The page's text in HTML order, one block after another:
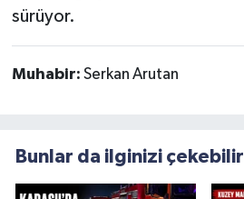
sürüyor.
Muhabir: Serkan Arutan
Bunlar da ilginizi çekebilir